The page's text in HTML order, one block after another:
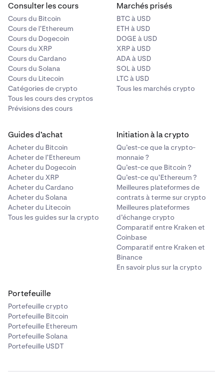
Consulter les cours
Cours du Bitcoin
Cours de l’Ethereum
Cours du Dogecoin
Cours du XRP
Cours du Cardano
Cours du Solana
Cours du Litecoin
Catégories de crypto
Tous les cours des cryptos
Prévisions des cours
Marchés prisés
BTC à USD
ETH à USD
DOGE à USD
XRP à USD
ADA à USD
SOL à USD
LTC à USD
Tous les marchés crypto
Guides d’achat
Acheter du Bitcoin
Acheter de l’Ethereum
Acheter du Dogecoin
Acheter du XRP
Acheter du Cardano
Acheter du Solana
Acheter du Litecoin
Tous les guides sur la crypto
Initiation à la crypto
Qu’est-ce que la crypto-
monnaie ?
Qu’est-ce que Bitcoin ?
Qu’est-ce qu’Ethereum ?
Meilleures plateformes de
contrats à terme sur crypto
Meilleures plateformes
d’échange crypto
Comparatif entre Kraken et
Coinbase
Comparatif entre Kraken et
Binance
En savoir plus sur la crypto
Portefeuille
Portefeuille crypto
Portefeuille Bitcoin
Portefeuille Ethereum
Portefeuille Solana
Portefeuille USDT